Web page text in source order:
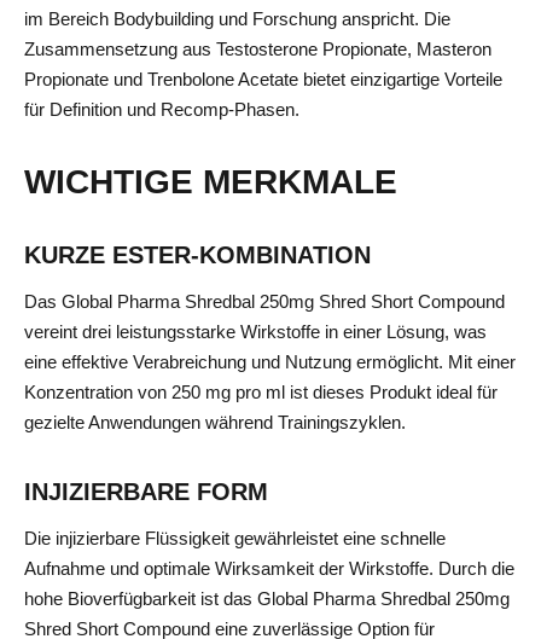
im Bereich Bodybuilding und Forschung anspricht. Die
Zusammensetzung aus Testosterone Propionate, Masteron
Propionate und Trenbolone Acetate bietet einzigartige Vorteile
für Definition und Recomp-Phasen.
WICHTIGE MERKMALE
KURZE ESTER-KOMBINATION
Das Global Pharma Shredbal 250mg Shred Short Compound
vereint drei leistungsstarke Wirkstoffe in einer Lösung, was
eine effektive Verabreichung und Nutzung ermöglicht. Mit einer
Konzentration von 250 mg pro ml ist dieses Produkt ideal für
gezielte Anwendungen während Trainingszyklen.
INJIZIERBARE FORM
Die injizierbare Flüssigkeit gewährleistet eine schnelle
Aufnahme und optimale Wirksamkeit der Wirkstoffe. Durch die
hohe Bioverfügbarkeit ist das Global Pharma Shredbal 250mg
Shred Short Compound eine zuverlässige Option für